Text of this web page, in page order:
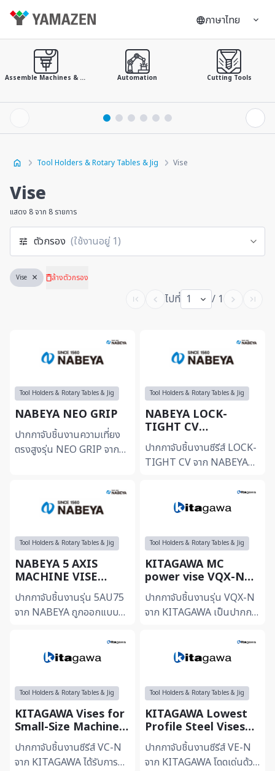
ภาษาไทย
Assemble Machines & Tools Automation Cutting Tools
Tool Holders & Rotary Tables & Jig Vise
Vise
แสดง 8 จาก 8 รายการ
ตัวกรอง (ใช้งานอยู่ 1)
Vise × ล้างตัวกรอง
ไปที่ 1 / 1
Tool Holders & Rotary Tables & Jig
NABEYA NEO GRIP
ปากกาจับชิ้นงานความเที่ยง
ตรงสูงรุ่น NEO GRIP จาก
(Milling) โดยเฉพาะ โดดเด...
Tool Holders & Rotary Tables & Jig
NABEYA LOCK-
TIGHT CV
PRECISION
MACHINE VISES
ปากกาจับชิ้นงานซีรีส์ LOCK-
TIGHT CV จาก NABEYA
งานแมชชีนนิ่งเซ็นเตอร์ที่
ต้องการความเที่ยงตรงและ...
Tool Holders & Rotary Tables & Jig
NABEYA 5 AXIS
MACHINE VISE
5AU75
ปากกาจับชิ้นงานรุ่น 5AU75
จาก NABEYA ถูกออกแบบมา
เครื่องมือตัด (Tool Access)
ในเครื่องจักร 5 แก...
Tool Holders & Rotary Tables & Jig
KITAGAWA MC
power vise VQX-N
series
ปากกาจับชิ้นงานรุ่น VQX-N
จาก KITAGAWA เป็นปากกา
ออกแบบมาสำหรับงานหนัก
(Heavy-duty) บนเครื่อ...
Tool Holders & Rotary Tables & Jig
KITAGAWA Vises for
Small-Size Machines
VC-N series
ปากกาจับชิ้นงานซีรีส์ VC-N
จาก KITAGAWA ได้รับการ
Tool Holders & Rotary Tables & Jig
KITAGAWA Lowest
Profile Steel Vises
VE-N series
ปากกาจับชิ้นงานซีรีส์ VE-N
จาก KITAGAWA โดดเด่นด้วย